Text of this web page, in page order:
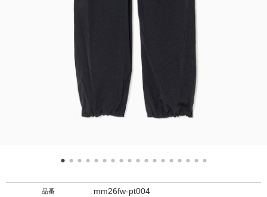
品番 mm26fw-pt004